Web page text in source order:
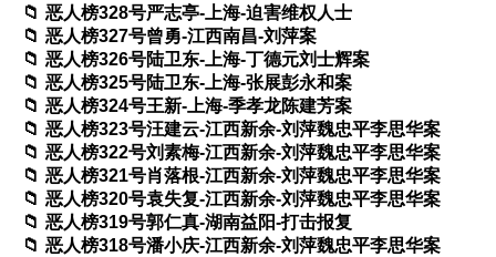
恶人榜328号严志亭-上海-迫害维权人士
恶人榜327号曾勇-江西南昌-刘萍案
恶人榜326号陆卫东-上海-丁德元刘士辉案
恶人榜325号陆卫东-上海-张展彭永和案
恶人榜324号王新-上海-季孝龙陈建芳案
恶人榜323号汪建云-江西新余-刘萍魏忠平李思华案
恶人榜322号刘素梅-江西新余-刘萍魏忠平李思华案
恶人榜321号肖落根-江西新余-刘萍魏忠平李思华案
恶人榜320号袁失复-江西新余-刘萍魏忠平李思华案
恶人榜319号郭仁真-湖南益阳-打击报复
恶人榜318号潘小庆-江西新余-刘萍魏忠平李思华案